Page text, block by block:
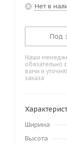
Нет в
Под
Наши
обязательно
вами и
заказа
Ширина
Высота